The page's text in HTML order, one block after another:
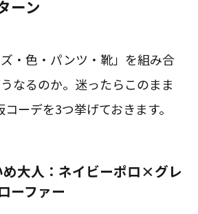
ーン
・色・パンツ・靴」を組み合
なるのか。迷ったらこのまま
ーデを3つ挙げておきます。
め大人：ネイビーポロ×グレ
ーファー